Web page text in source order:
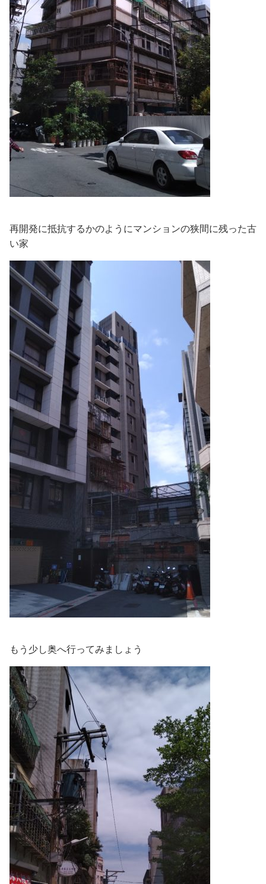
再開発に抵抗するかのようにマンションの狭間に残った古
い家
もう少し奥へ行ってみましょう